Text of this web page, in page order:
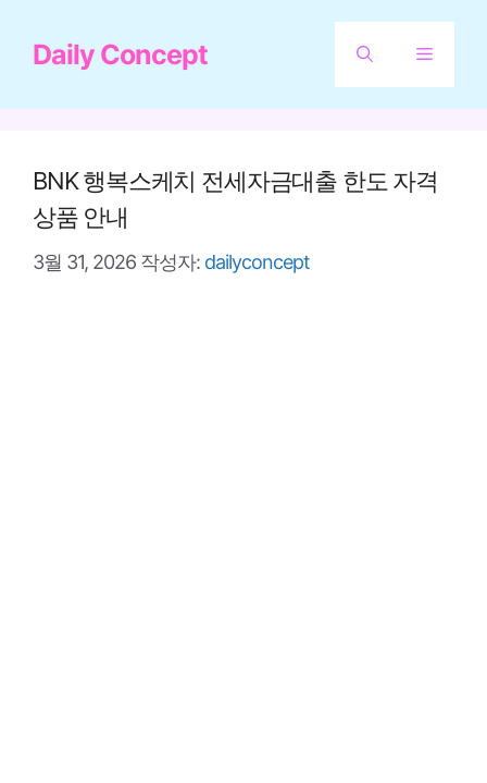
Daily Concept 메
BNK 행복스케치 전세자금대출 한도 자격
상품 안내
3월 31, 2026 작성자: dailyconcept